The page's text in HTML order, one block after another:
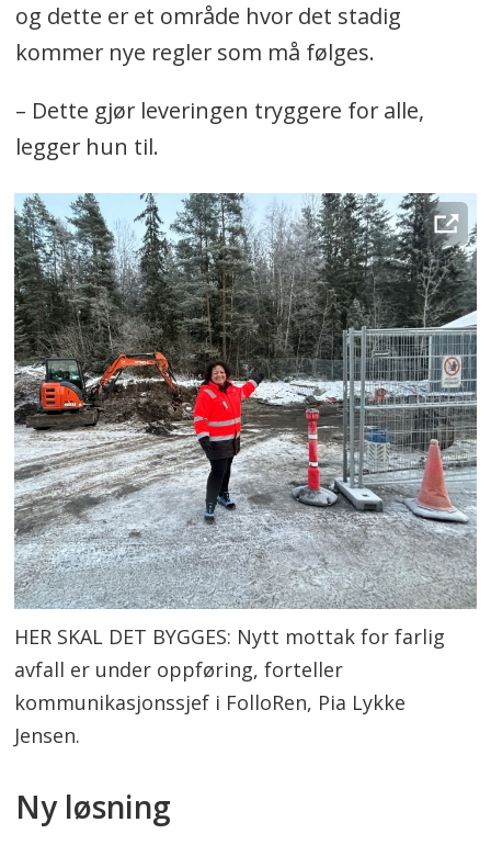
og dette er et område hvor det stadig
kommer nye regler som må følges.
– Dette gjør leveringen tryggere for alle,
legger hun til.
HER SKAL DET BYGGES: Nytt mottak for farlig
avfall er under oppføring, forteller
kommunikasjonssjef i FolloRen, Pia Lykke
Jensen.
Ny løsning